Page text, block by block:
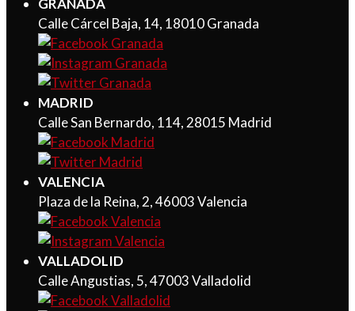
GRANADA
Calle Cárcel Baja, 14, 18010 Granada
MADRID
Calle San Bernardo, 114, 28015 Madrid
VALENCIA
Plaza de la Reina, 2, 46003 Valencia
VALLADOLID
Calle Angustias, 5, 47003 Valladolid